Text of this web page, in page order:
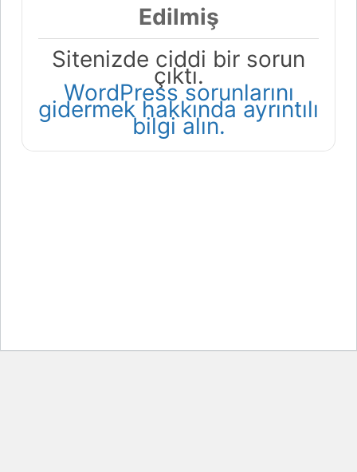
Edilmiş
Sitenizde ciddi bir sorun
çıktı.
WordPress sorunlarını
gidermek hakkında ayrıntılı
bilgi alın.